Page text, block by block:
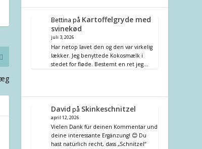
Bettina på Kartoffelgryde med
svinekød
juli 3, 2026
Har netop lavet den og den var virkelig
lækker. Jeg benyttede Kokosmælk i
stedet for fløde. Bestemt en ret jeg…
David på Skinkeschnitzel
april 12, 2026
Vielen Dank für deinen Kommentar und
deine interessante Ergänzung! 😊 Du
hast natürlich recht, dass „Schnitzel“